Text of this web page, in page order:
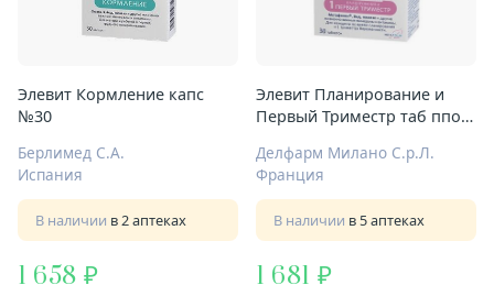
Элевит Кормление капс
№30
Берлимед С.А.
Испания
В наличии в 2 аптеках
1 658
Элевит Планирование и
Первый Триместр таб ппо
Делфарм Милано С.р.Л.
Франция
В наличии в 5 аптеках
1 681